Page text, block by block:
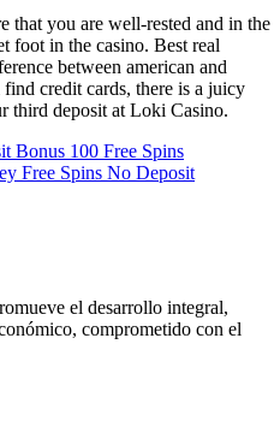
that you are well-rested and in the
foot in the casino. Best real
between american and
credit cards, there is a juicy
third deposit at Loki Casino.
Bonus 100 Free Spins
Free Spins No Deposit
el desarrollo integral,
comprometido con el